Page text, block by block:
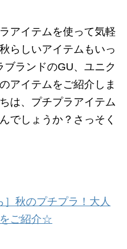
アイテムを使って気軽
らしいアイテムもいっ
ランドのGU、ユニク
アイテムをご紹介しま
は、プチプラアイテム
でしょうか？さっそく
］秋のプチプラ！大人
ご紹介☆